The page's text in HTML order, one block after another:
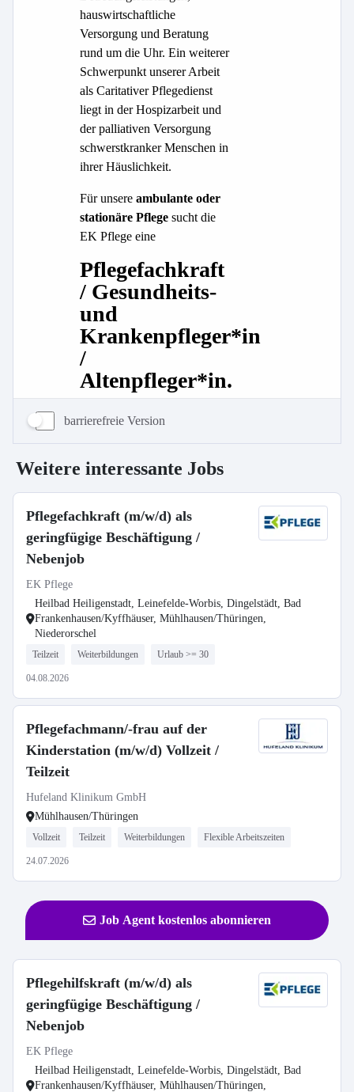
barrierefreie Version
Weitere interessante Jobs
Pflegefachkraft (m/w/d) als
geringfügige Beschäftigung /
Nebenjob
EK Pflege
Heilbad Heiligenstadt, Leinefelde-Worbis, Dingelstädt, Bad
Frankenhausen/Kyffhäuser, Mühlhausen/Thüringen,
Niederorschel
Teilzeit Weiterbildungen Urlaub >= 30
04.08.2026
Pflegefachmann/-frau auf der
Kinderstation (m/w/d) Vollzeit /
Teilzeit
Hufeland Klinikum GmbH
Mühlhausen/Thüringen
Vollzeit Teilzeit Weiterbildungen Flexible Arbeitszeiten
24.07.2026
Job Agent kostenlos abonnieren
Pflegehilfskraft (m/w/d) als
geringfügige Beschäftigung /
Nebenjob
EK Pflege
Heilbad Heiligenstadt, Leinefelde-Worbis, Dingelstädt, Bad
Frankenhausen/Kyffhäuser, Mühlhausen/Thüringen,